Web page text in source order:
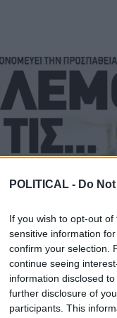
POLITICAL - Do
If you wish to opt-out
sensitive information
confirm your selection.
continue seeing
information disclosed
further disclosure of
participants. This
ΜΑΣ
ΕΓΓΡΑΦΕΙΤΕ ΣΤΟ